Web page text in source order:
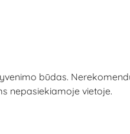
būdas.
nepasiekiamoje vietoje.